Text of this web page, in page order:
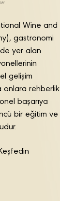
Wine and
gastronomi
yer alan
gelişim
onlara rehberlik
başarıya
bir eğitim ve